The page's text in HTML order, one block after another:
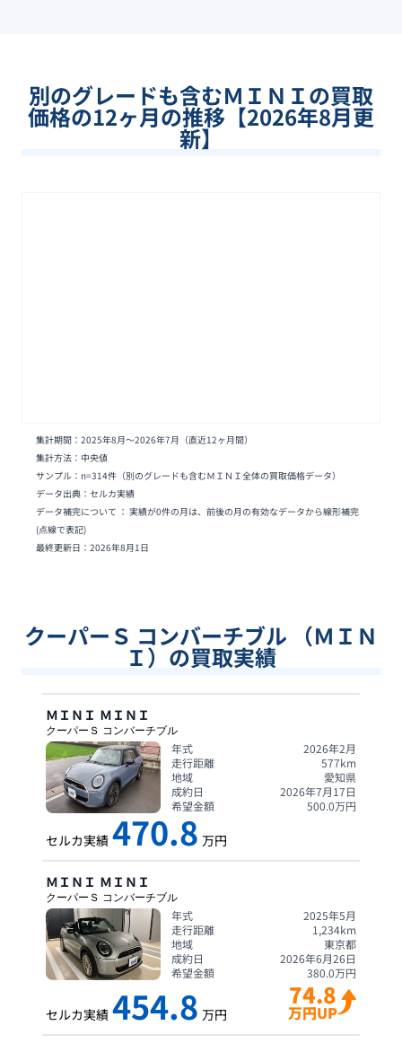
別のグレードも含むＭＩＮＩの買取
価格の12ヶ月の推移【2026年8月更
新】
集計期間： 2025年8月〜2026年7月 （直近12ヶ月間）
集計方法：中央値
サンプル：n=314件 （別のグレードも含むＭＩＮＩ全体の買取価格データ）
データ出典：セルカ実績
データ補完について ： 実績が0件の月は、前後の月の有効なデータから線形補完
(点線で表記)
最終更新日： 2026年8月1日
クーパーＳ コンバーチブル （ＭＩＮ
Ｉ）の買取実績
ＭＩＮＩ ＭＩＮＩ
クーパーＳ コンバーチブル
年式
2026年2月
走行距離
577km
地域
愛知県
成約日
2026年7月17日
希望金額
500.0万円
セルカ実績 470.8 万円
ＭＩＮＩ ＭＩＮＩ
クーパーＳ コンバーチブル
年式
2025年5月
走行距離
1,234km
地域
東京都
成約日
2026年6月26日
希望金額
380.0万円
セルカ実績 454.8 万円
74.8
万円UP